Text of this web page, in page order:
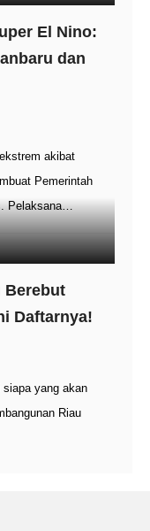
El Nino:
dan
akibat
Pemerintah
Pelaksana…
Berebut
Daftarnya!
siapa yang akan
Riau